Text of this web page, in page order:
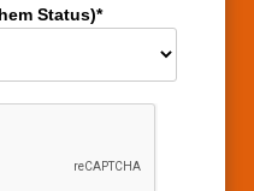
Status)*